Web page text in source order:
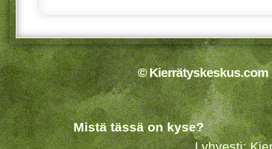
© Kierrätyskeskus.com
Mistä tässä on kyse?